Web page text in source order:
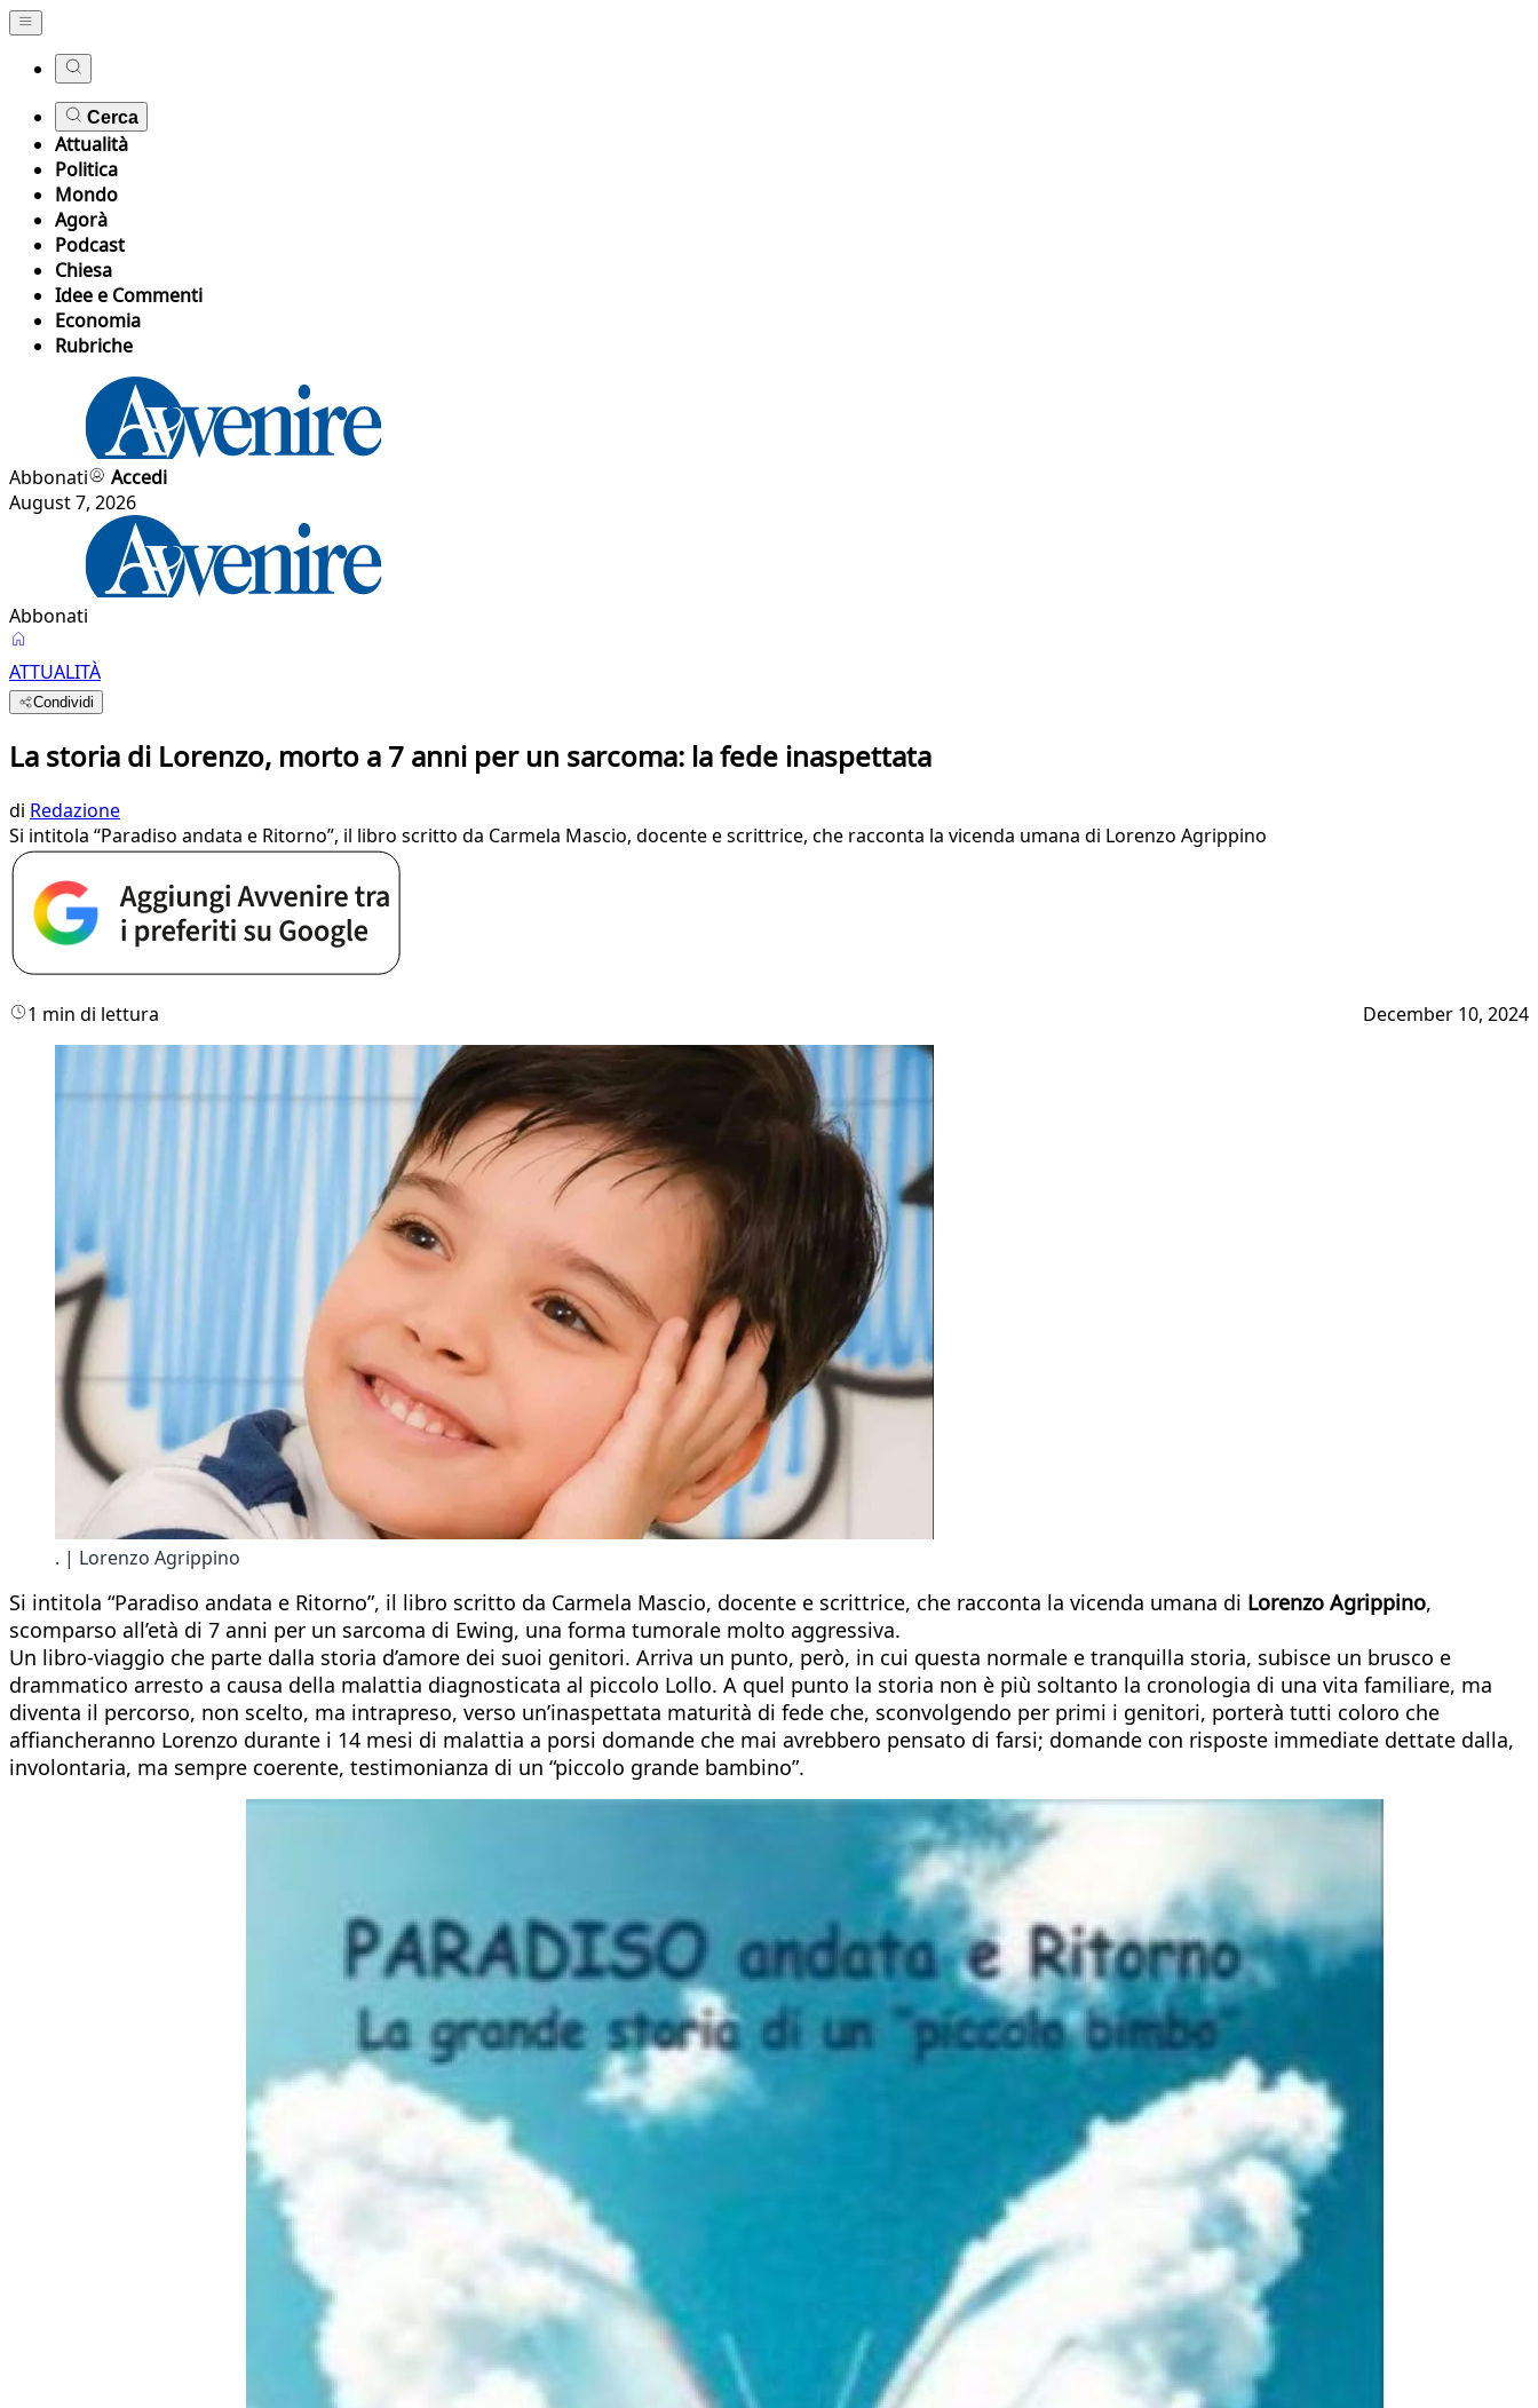
Cerca
Attualità
Politica
Mondo
Agorà
Podcast
Chiesa
Idee e Commenti
Economia
Rubriche
Abbonati
Accedi
August 7, 2026
Abbonati
ATTUALITÀ
Condividi
La storia di Lorenzo, morto a 7 anni per un sarcoma: la fede inaspettata
di Redazione
Si intitola “Paradiso andata e Ritorno”, il libro scritto da Carmela Mascio, docente e scrittrice, che racconta la vicenda umana di Lorenzo Agrippino
1 min di lettura December 10, 2024
. | Lorenzo Agrippino
Si intitola “Paradiso andata e Ritorno”, il libro scritto da Carmela Mascio, docente e scrittrice, che racconta la vicenda umana di Lorenzo Agrippino,
scomparso all’età di 7 anni per un sarcoma di Ewing, una forma tumorale molto aggressiva.
Un libro-viaggio che parte dalla storia d’amore dei suoi genitori. Arriva un punto, però, in cui questa normale e tranquilla storia, subisce un brusco e
drammatico arresto a causa della malattia diagnosticata al piccolo Lollo. A quel punto la storia non è più soltanto la cronologia di una vita familiare, ma
diventa il percorso, non scelto, ma intrapreso, verso un’inaspettata maturità di fede che, sconvolgendo per primi i genitori, porterà tutti coloro che
affiancheranno Lorenzo durante i 14 mesi di malattia a porsi domande che mai avrebbero pensato di farsi; domande con risposte immediate dettate dalla,
involontaria, ma sempre coerente, testimonianza di un “piccolo grande bambino”.